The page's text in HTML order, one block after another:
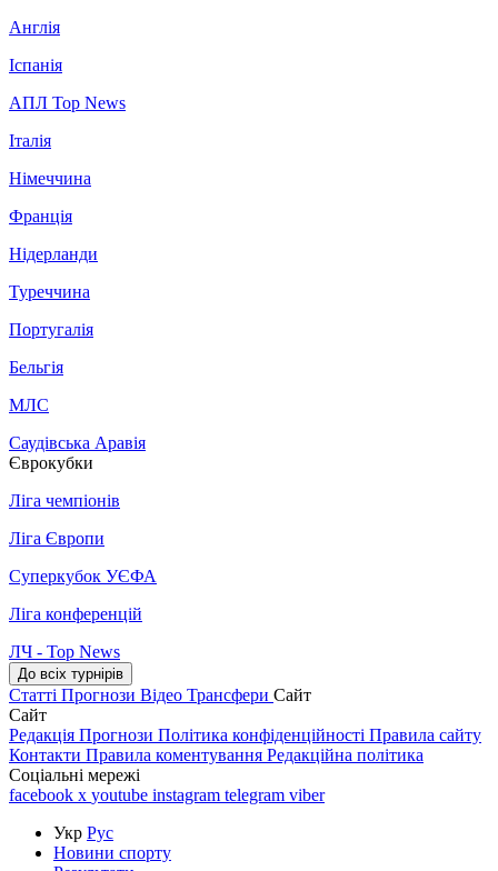
Англія
Іспанія
АПЛ Top News
Італія
Німеччина
Франція
Нідерланди
Туреччина
Португалія
Бельгія
МЛС
Саудівська Аравія
Єврокубки
Ліга чемпіонів
Ліга Європи
Суперкубок УЄФА
Ліга конференцій
ЛЧ - Top News
До всіх турнірів
Статті Прогнози Відео Трансфери Сайт
Сайт
Редакція Прогнози Політика конфіденційності Правила сайту
Контакти Правила коментування Редакційна політика
Соціальні мережі
facebook x youtube instagram telegram viber
Укр Рус
Новини спорту